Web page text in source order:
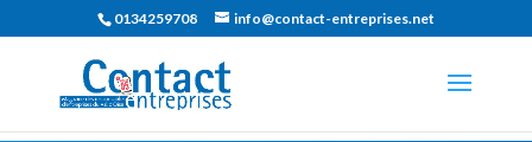
0134259708 info@contact-entreprises.net